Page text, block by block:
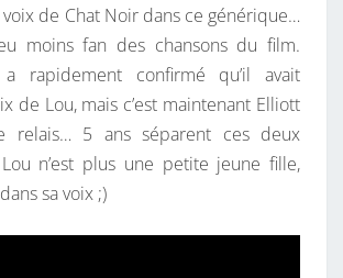
de Chat Noir dans ce générique…
moins fan des chansons du film.
rapidement confirmé qu’il avait
de Lou, mais c’est maintenant Elliott
relais… 5 ans séparent ces deux
n’est plus une petite jeune fille,
sa voix ;)